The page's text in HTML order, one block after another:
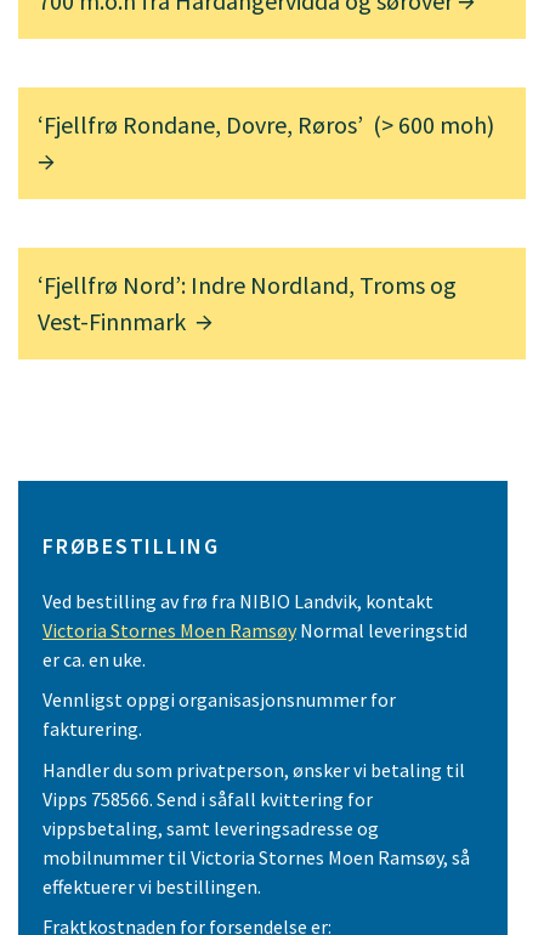
‘Fjellfrø Rondane, Dovre, Røros’ (> 600 moh)
‘Fjellfrø Nord’: Indre Nordland, Troms og
Vest-Finnmark
FRØBESTILLING
Ved bestilling av frø fra NIBIO Landvik, kontakt
Victoria Stornes Moen RamsøyNormal leveringstid
er ca. en uke.
Vennligst oppgi organisasjonsnummer for
fakturering.
Handler du som privatperson, ønsker vi betaling til
Vipps 758566. Send i såfall kvittering for
vippsbetaling, samt leveringsadresse og
mobilnummer til Victoria Stornes Moen Ramsøy, så
effektuerer vi bestillingen.
Fraktkostnaden for forsendelse er: